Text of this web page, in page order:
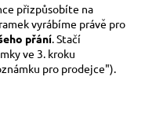
přizpůsobíte na
vyrábíme právě pro
přání . Stačí
ve 3. kroku
pro prodejce").